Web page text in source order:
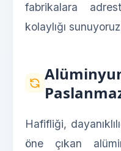
fabrikalara
kolaylığı
Hafifliği,
öne çıkan